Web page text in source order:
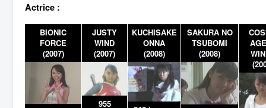
Actrice :
BIONIC
FORCE
(2007)
JUSTY
WIND
(2007)
955
KUCHISAKE
ONNA
(2008)
SAKURA NO
TSUBOMI
(2008)